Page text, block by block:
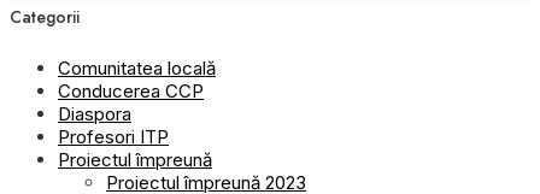
Categorii
Comunitatea locală
Conducerea CCP
Diaspora
Profesori ITP
Proiectul împreună
Proiectul împreună 2023